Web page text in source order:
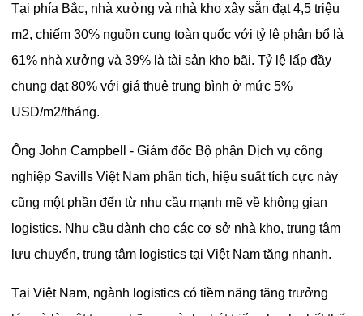
Tại phía Bắc, nhà xưởng và nhà kho xây sẵn đạt 4,5 triệu
m2, chiếm 30% nguồn cung toàn quốc với tỷ lệ phân bổ là
61% nhà xưởng và 39% là tài sản kho bãi. Tỷ lệ lấp đầy
chung đạt 80% với giá thuê trung bình ở mức 5%
USD/m2/tháng.
Ông John Campbell - Giám đốc Bộ phận Dịch vụ công
nghiệp Savills Việt Nam phân tích, hiệu suất tích cực này
cũng một phần đến từ nhu cầu mạnh mẽ về không gian
logistics. Nhu cầu dành cho các cơ sở nhà kho, trung tâm
lưu chuyển, trung tâm logistics tại Việt Nam tăng nhanh.
Tại Việt Nam, ngành logistics có tiềm năng tăng trưởng